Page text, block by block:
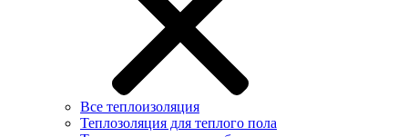
Все теплоизоляция
Теплозоляция для теплого пола